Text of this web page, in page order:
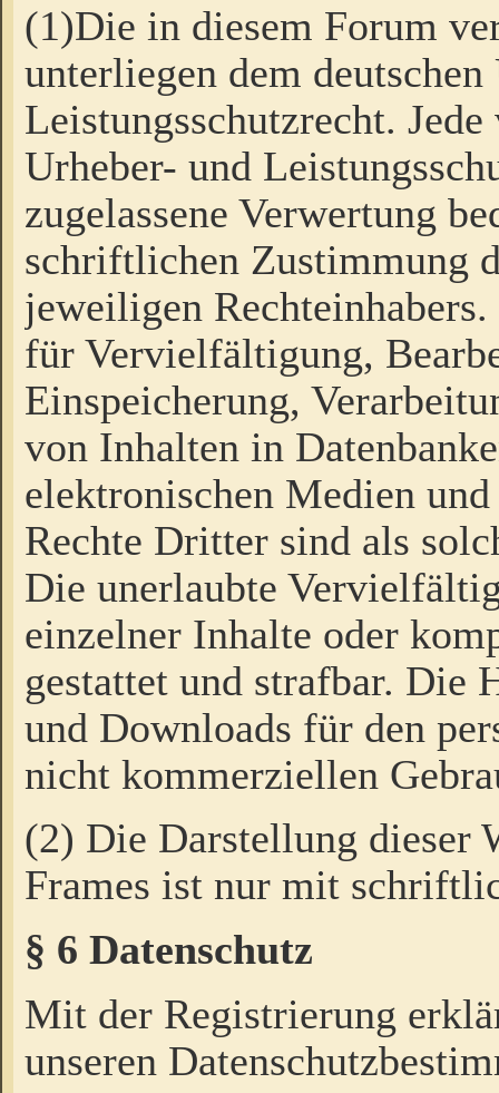
(1)Die in diesem Forum
unterliegen dem
Leistungsschutzrecht.
Urheber- und
zugelassene Verwertung
schriftlichen Zustimmung
jeweiligen
für Vervielfältigung,
Einspeicherung,
von Inhalten in
elektronischen Medien
Rechte Dritter sind als
Die unerlaubte
einzelner Inhalte oder
gestattet und strafbar. Die
und Downloads für den
nicht kommerziellen
(2) Die Darstellung dieser
Frames ist nur mit
§ 6 Datenschutz
Mit der Registrierung
unseren